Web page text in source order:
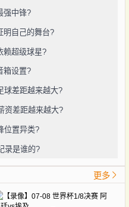
强中锋?
明自己的舞台?
赖超级球星?
箱设置?
球差距越来越大?
资差距越来越大?
位置异类?
录是谁的?
更多